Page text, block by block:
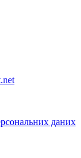
даних